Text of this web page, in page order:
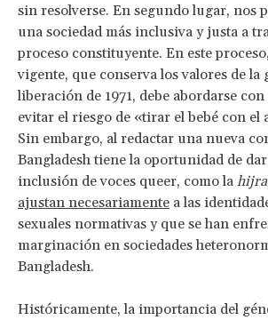
sin resolverse. En segundo lugar, nos
una sociedad más inclusiva y justa a
proceso constituyente. En este
vigente, que conserva los valores de la
liberación de 1971, debe abordarse
evitar el riesgo de «tirar el bebé con el
Sin embargo, al redactar una nueva
Bangladesh tiene la oportunidad de
inclusión de voces queer, como la hijra
ajustan necesariamente a las
sexuales normativas y que se han
marginación en sociedades
Bangladesh.
Históricamente, la importancia del